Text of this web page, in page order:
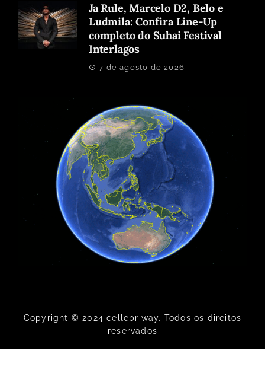
Ja Rule, Marcelo D2, Belo e
Ludmila: Confira Line-Up
completo do Suhai Festival
Interlagos
7 de agosto de 2026
Copyright © 2024 cellebriway. Todos os direitos
reservados